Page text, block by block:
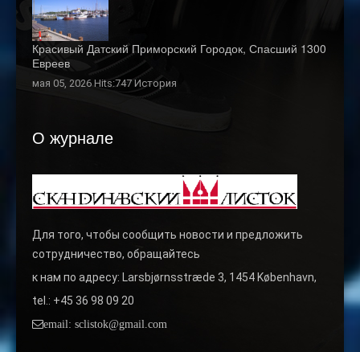
Красивый Датский Приморский Городок, Спасший 1300
Евреев
мая 05, 2026 Hits:747 История
О журнале
Для того, чтобы сообщить новости и предложить
сотрудничество, обращайтесь
к нам по адресу: Larsbjørnsstræde 3, 1454 København,
tel.: +45 36 98 09 20
email: sclistok@gmail.com